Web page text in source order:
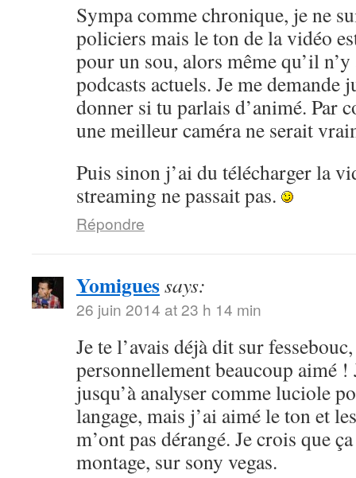
Sympa comme chronique, je ne
policiers mais le ton de la vidéo
pour un sou, alors même qu’il
podcasts actuels. Je me demande
donner si tu parlais d’animé. Par
une meilleur caméra ne serait
Puis sinon j’ai du télécharger la
streaming ne passait pas.
Répondre
Yomiguessays:
26 juin 2014 at 23 h 14 min
Je te l’avais déjà dit sur
personnellement beaucoup aimé !
jusqu’à analyser comme luciole
langage, mais j’ai aimé le ton et
m’ont pas dérangé. Je crois que
montage, sur sony vegas.